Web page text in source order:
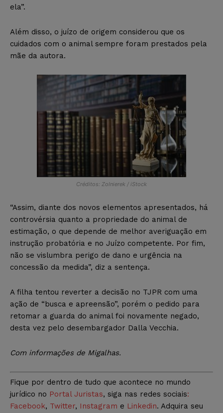
ela”.
Além disso, o juízo de origem considerou que os
cuidados com o animal sempre foram prestados pela
mãe da autora.
Créditos: Zolnierek / iStock
“Assim, diante dos novos elementos apresentados, há
controvérsia quanto a propriedade do animal de
estimação, o que depende de melhor averiguação em
instrução probatória e no Juízo competente. Por fim,
não se vislumbra perigo de dano e urgência na
concessão da medida”, diz a sentença.
A filha tentou reverter a decisão no TJPR com uma
ação de “busca e apreensão”, porém o pedido para
retomar a guarda do animal foi novamente negado,
desta vez pelo desembargador Dalla Vecchia.
Com informações de Migalhas.
Fique por dentro de tudo que acontece no mundo
jurídico no Portal Juristas, siga nas redes sociais:
Facebook, Twitter, Instagram e Linkedin. Adquira seu